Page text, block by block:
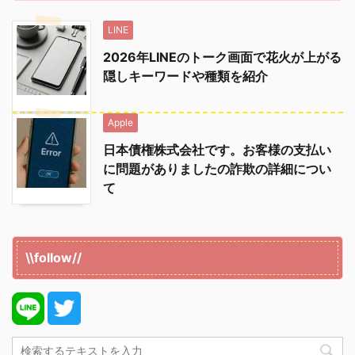
LINE
2026年LINEのトーク画面で花火が上がる
隠しキーワードや種類を紹介
Apple
日本債権株式会社です。お客様の支払い
に問題がありましたの詐欺の詳細につい
て
\\follow//